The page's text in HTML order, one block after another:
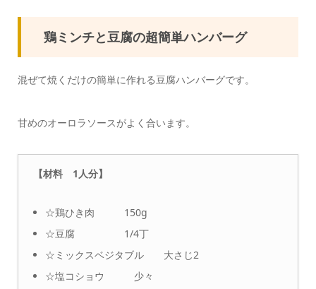
鶏ミンチと豆腐の超簡単ハンバーグ
混ぜて焼くだけの簡単に作れる豆腐ハンバーグです。
甘めのオーロラソースがよく合います。
【材料 1人分】
☆鶏ひき肉 150g
☆豆腐 1/4丁
☆ミックスベジタブル 大さじ2
☆塩コショウ 少々